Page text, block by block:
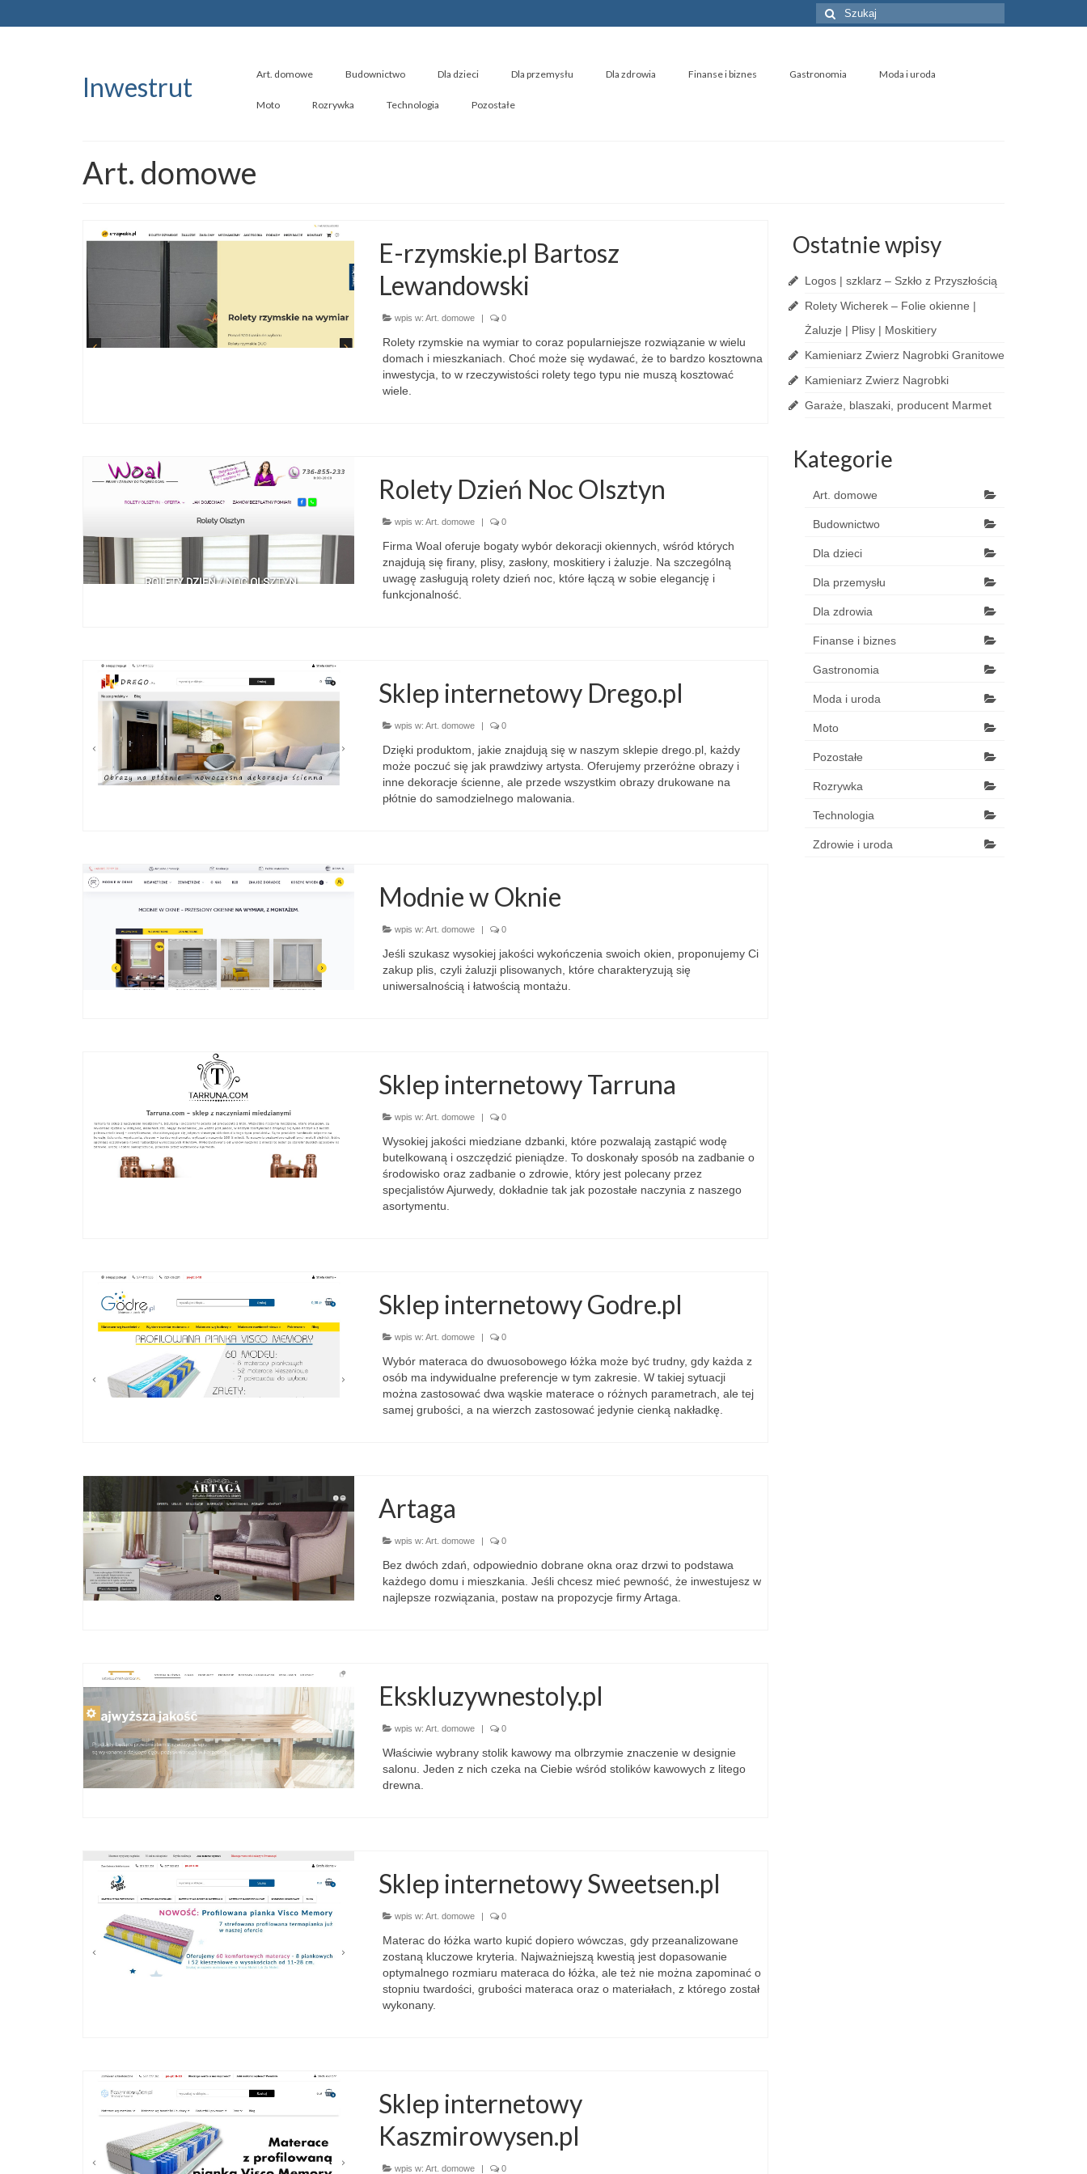
Szuklaj
w:
Inwestrut Art. domowe Budownictwo Dla dzieci Dla przemysłu Dla zdrowia Finanse i biznes Gastronomia Moda i uroda
Moto Rozrywka Technologia Pozostałe
Art. domowe
E-rzymskie.pl Bartosz
Lewandowski
wpis w: Art. domowe | 0
Rolety rzymskie na wymiar to coraz popularniejsze rozwiązanie w wielu
domach i mieszkaniach. Choć może się wydawać, że to bardzo kosztowna
inwestycja, to w rzeczywistości rolety tego typu nie muszą kosztować
wiele.
Rolety Dzień Noc Olsztyn
wpis w: Art. domowe | 0
Firma Woal oferuje bogaty wybór dekoracji okiennych, wśród których
znajdują się firany, plisy, zasłony, moskitiery i żaluzje. Na szczególną
uwagę zasługują rolety dzień noc, które łączą w sobie elegancję i
funkcjonalność.
Sklep internetowy Drego.pl
wpis w: Art. domowe | 0
Dzięki produktom, jakie znajdują się w naszym sklepie drego.pl, każdy
może poczuć się jak prawdziwy artysta. Oferujemy przeróżne obrazy i
inne dekoracje ścienne, ale przede wszystkim obrazy drukowane na
płótnie do samodzielnego malowania.
Modnie w Oknie
wpis w: Art. domowe | 0
Jeśli szukasz wysokiej jakości wykończenia swoich okien, proponujemy Ci
zakup plis, czyli żaluzji plisowanych, które charakteryzują się
uniwersalnością i łatwością montażu.
Sklep internetowy Tarruna
wpis w: Art. domowe | 0
Wysokiej jakości miedziane dzbanki, które pozwalają zastąpić wodę
butelkowaną i oszczędzić pieniądze. To doskonały sposób na zadbanie o
środowisko oraz zadbanie o zdrowie, który jest polecany przez
specjalistów Ajurwedy, dokładnie tak jak pozostałe naczynia z naszego
asortymentu.
Sklep internetowy Godre.pl
wpis w: Art. domowe | 0
Wybór materaca do dwuosobowego łóżka może być trudny, gdy każda z
osób ma indywidualne preferencje w tym zakresie. W takiej sytuacji
można zastosować dwa wąskie materace o różnych parametrach, ale tej
samej grubości, a na wierzch zastosować jedynie cienką nakładkę.
Artaga
wpis w: Art. domowe | 0
Bez dwóch zdań, odpowiednio dobrane okna oraz drzwi to podstawa
każdego domu i mieszkania. Jeśli chcesz mieć pewność, że inwestujesz w
najlepsze rozwiązania, postaw na propozycje firmy Artaga.
Ekskluzywnestoly.pl
wpis w: Art. domowe | 0
Właściwie wybrany stolik kawowy ma olbrzymie znaczenie w designie
salonu. Jeden z nich czeka na Ciebie wśród stolików kawowych z litego
drewna.
Sklep internetowy Sweetsen.pl
wpis w: Art. domowe | 0
Materac do łóżka warto kupić dopiero wówczas, gdy przeanalizowane
zostaną kluczowe kryteria. Najważniejszą kwestią jest dopasowanie
optymalnego rozmiaru materaca do łóżka, ale też nie można zapominać o
stopniu twardości, grubości materaca oraz o materiałach, z którego został
wykonany.
Sklep internetowy
Kaszmirowysen.pl
wpis w: Art. domowe | 0
Ostatnie wpisy
Logos | szklarz – Szkło z Przyszłością
Rolety Wicherek – Folie okienne |
Żaluzje | Plisy | Moskitiery
Kamieniarz Zwierz Nagrobki Granitowe
Kamieniarz Zwierz Nagrobki
Garaże, blaszaki, producent Marmet
Kategorie
Art. domowe
Budownictwo
Dla dzieci
Dla przemysłu
Dla zdrowia
Finanse i biznes
Gastronomia
Moda i uroda
Moto
Pozostałe
Rozrywka
Technologia
Zdrowie i uroda